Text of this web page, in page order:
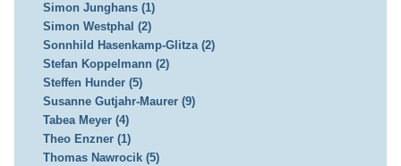
Simon Junghans (1)
Simon Westphal (2)
Sonnhild Hasenkamp-Glitza (2)
Stefan Koppelmann (2)
Steffen Hunder (5)
Susanne Gutjahr-Maurer (9)
Tabea Meyer (4)
Theo Enzner (1)
Thomas Nawrocik (5)